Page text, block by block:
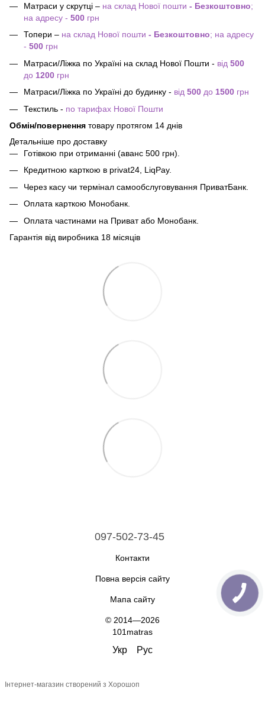
Матраси у скрутці – на склад Нової пошти - Безкоштовно;
на адресу - 500 грн
Топери – на склад Нової пошти - Безкоштовно; на адресу
- 500 грн
Матраси/Ліжка по Україні на склад Нової Пошти - від 500
до 1200 грн
Матраси/Ліжка по Україні до будинку - від 500 до 1500 грн
Текстиль - по тарифах Нової Пошти
Обмін/повернення товару протягом 14 днів
Детальніше про доставку
Готівкою при отриманні (аванс 500 грн).
Кредитною карткою в privat24, LiqPay.
Через касу чи термінал самообслуговування ПриватБанк.
Оплата карткою Монобанк.
Оплата частинами на Приват або Монобанк.
Гарантія від виробника 18 місяців
097-502-73-45
Контакти
Повна версія сайту
Мапа сайту
© 2014—2026
101matras
Укр Рус
Інтернет-магазин створений з Хорошоп